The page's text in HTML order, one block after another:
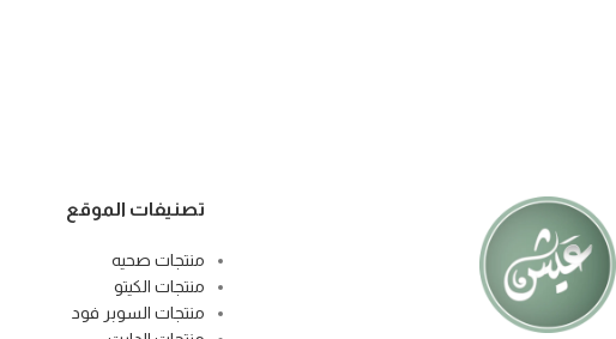
تصنيفات الموقع
منتجات صحيه
منتجات الكيتو
منتجات السوبر فود